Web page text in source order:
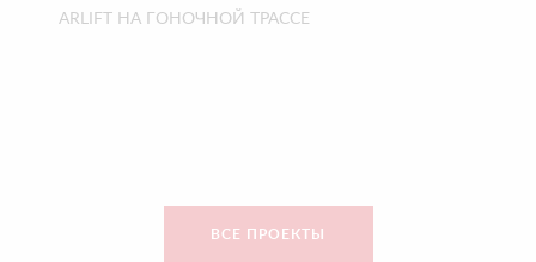
ARLIFT НА ГОНОЧНОЙ ТРАССЕ
ВСЕ ПРОЕКТЫ